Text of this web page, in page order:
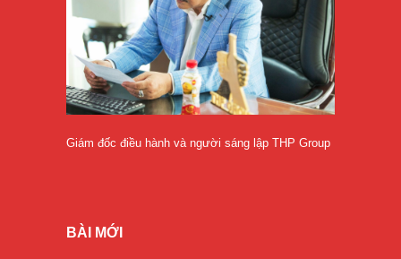
Giám đốc điều hành và người sáng lập THP Group
BÀI MỚI